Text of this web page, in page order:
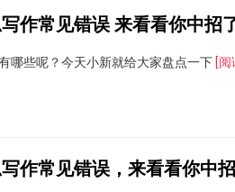
作常见错误 来看看你中招
哪些呢？今天小新就给大家盘点一下 [阅
作常见错误，来看看你中